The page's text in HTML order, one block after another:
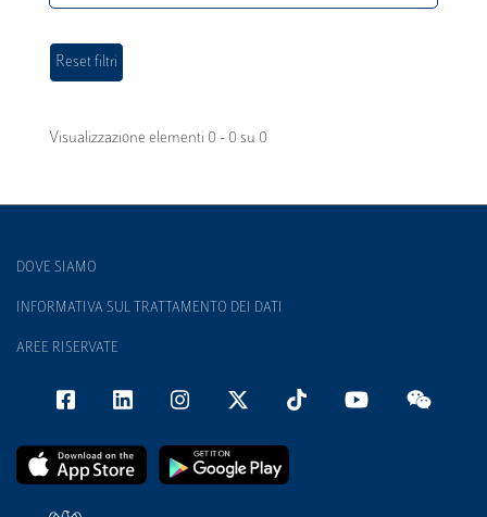
Visualizzazione elementi 0 - 0 su 0
DOVE SIAMO
INFORMATIVA SUL TRATTAMENTO DEI DATI
AREE RISERVATE